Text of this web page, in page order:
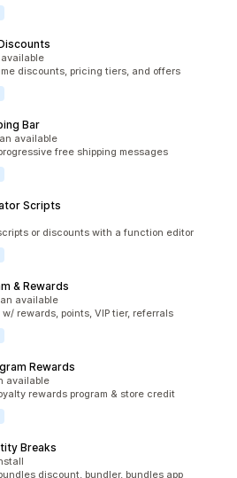
173
discounts, pricing tiers, and offers
Bar
2795
available
free shipping messages
Scripts
90
or discounts with a function editor
& Rewards
1698
available
rewards, points, VIP tier, referrals
Rewards
436
available
rewards program & store credit
Breaks
284
discount, bundler, bundles app